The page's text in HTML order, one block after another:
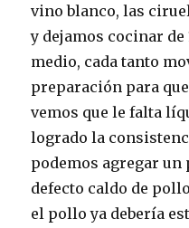
vino blanco, las
y dejamos cocinar de
medio, cada tanto
preparación para
vemos que le falta
logrado la
podemos agregar un
defecto caldo de
el pollo ya debería